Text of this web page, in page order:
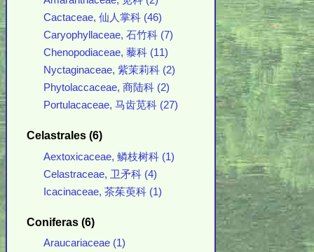
Cactaceae, 仙人掌科 (46)
Caryophyllaceae, 石竹科 (7)
Chenopodiaceae, 藜科 (11)
Nyctaginaceae, 紫茉莉科 (2)
Phytolaccaceae, 商陆科 (2)
Portulacaceae, 马齿苋科 (27)
Celastrales (6)
Aextoxicaceae, 鳞枝树科 (1)
Celastraceae, 卫矛科 (4)
Icacinaceae, 茶茱萸科 (1)
Coniferas (6)
Araucariaceae (1)